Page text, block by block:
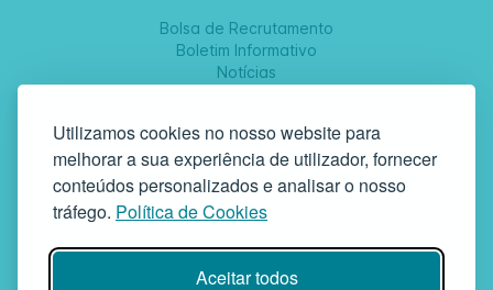
Utilizamos cookies no nosso website para
melhorar a sua experiência de utilizador, fornecer
conteúdos personalizados e analisar o nosso
tráfego. Política de Cookies
Aceitar todos
Bolsa de Recrutamento
Boletim Informativo
Notícias
SIGA-NOS
GAF | Gabinete de Atendimento à Família
Rua da Bandeira, 342 | 4900-561 Viana do Castelo | tel +351 258